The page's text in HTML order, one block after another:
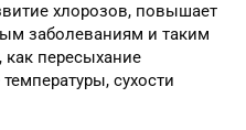
хлорозов, повышает
заболеваниям и таким
пересыхание
сухости